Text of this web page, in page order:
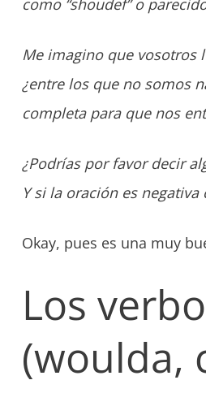
como “shoudef” o
Me imagino que vosotros
¿entre los que no somos
completa para que nos
¿Podrías por favor decir
Y si la oración es
Okay, pues es una muy
Los
(woulda,